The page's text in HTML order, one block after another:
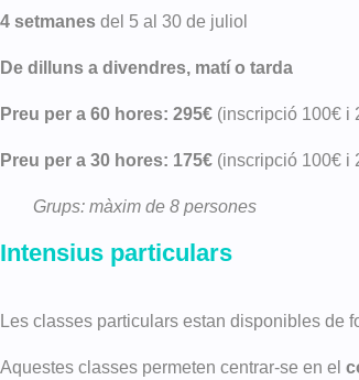
4 setmanes del 5 al 30 de juliol
De dilluns a divendres, matí o tarda
Preu per a 60 hores: 295€ (inscripció 100€ i
Preu per a 30 hores: 175€ (inscripció 100€ i
Grups: màxim de 8 persones
Intensius particulars
Les classes particulars estan disponibles de
Aquestes classes permeten centrar-se en el